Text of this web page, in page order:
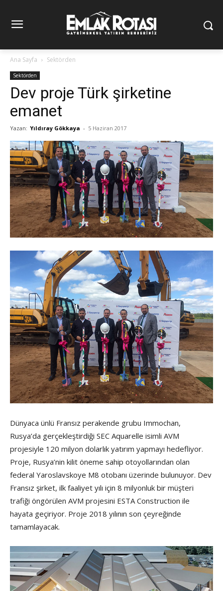
Ana Sayfa Sektörden
Sektörden
Dev proje Türk şirketine
emanet
Yazan: Yıldıray Gökkaya - 5 Haziran 2017
Dünyaca ünlü Fransız perakende grubu Immochan,
Rusya’da gerçekleştirdiği SEC Aquarelle isimli AVM
projesiyle 120 milyon dolarlık yatırım yapmayı hedefliyor.
Proje, Rusya’nin kilit öneme sahip otoyollarından olan
federal Yaroslavskoye M8 otobanı üzerinde bulunuyor. Dev
Fransız şirket, ilk faaliyet yılı için 8 milyonluk bir müşteri
trafiği öngörülen AVM projesini ESTA Construction ile
hayata geçiriyor. Proje 2018 yılının son çeyreğinde
tamamlayacak.